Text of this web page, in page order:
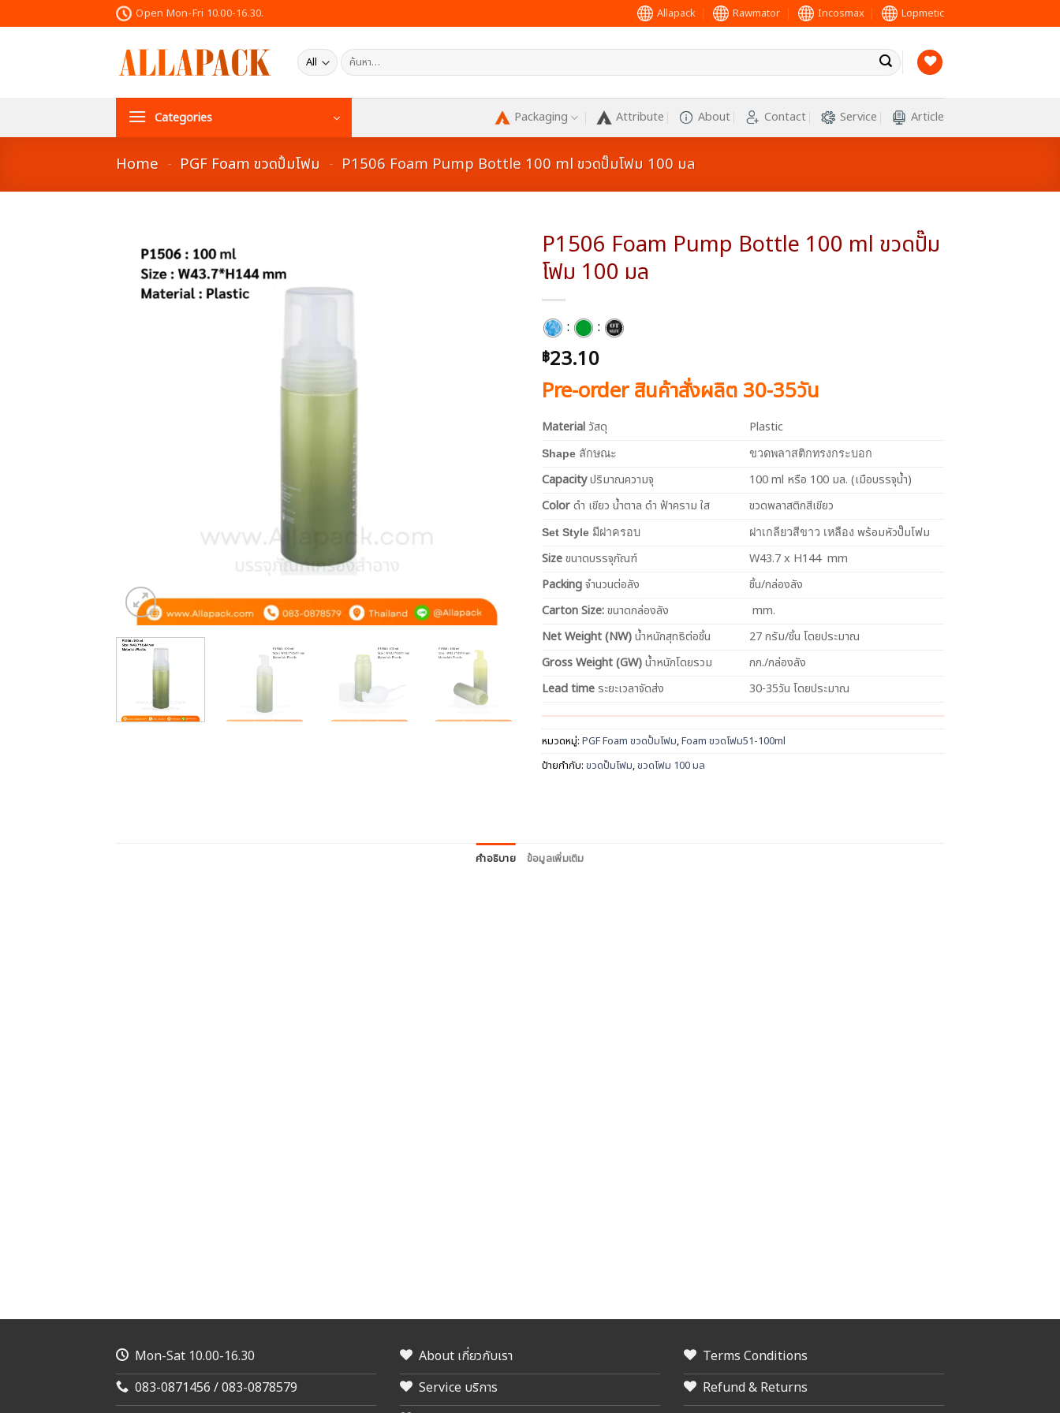
to
Open Mon-Fri 10.00-16.30. Allapack Rawmator Incosmax Lopmetic
ค้นหา:
Categories Packaging Attribute About Contact Service Article
Home - PGF Foam ขวดปั้มโฟม - P1506 Foam Pump Bottle 100 ml ขวดปั๊มโฟม 100 มล
P1506 Foam Pump Bottle 100 ml ขวดปั๊ม
โฟม 100 มล
: :
฿23.10
Pre-order สินค้าสั่งผลิต 30-35วัน
Material วัสดุ Plastic
Shape ลักษณะ ขวดพลาสติกทรงกระบอก
Capacityปริมาณความจุ
100 ml หรือ 100 มล. (เมือบรรจุน้ำ)
Colorดำ เขียว น้ำตาล ดำ ฟ้าคราม ใส ขวดพลาสติกสีเขียว
Set Style มีฝาครอบ ฝาเกลียวสีขาว เหลือง พร้อมหัวปั๊มโฟม
Sizeขนาดบรรจุภัณฑ์
W43.7 x H144 mm
Packingจำนวนต่อลัง
ชิ้น/กล่องลัง
Carton Size:ขนาดกล่องลัง
mm.
NetWeight (NW)น้ำหนักสุทธิต่อชิ้น
27 กรัม/ชิ้น โดยประมาณ
Gross Weight (GW)น้ำหนักโดยรวม
กก./กล่องลัง
Lead time ระยะเวลาจัดส่ง 30-35วัน โดยประมาณ
หมวดหมู่: PGF Foam ขวดปั้มโฟม,Foam ขวดโฟม51-100ml
ป้ายกำกับ: ขวดปั๊มโฟม,ขวดโฟม 100 มล
คำอธิบาย ข้อมูลเพิ่มเติม
Mon-Sat 10.00-16.30
083-0871456 / 083-0878579
About เกี่ยวกับเรา
Service บริการ
Terms Conditions
Refund & Returns